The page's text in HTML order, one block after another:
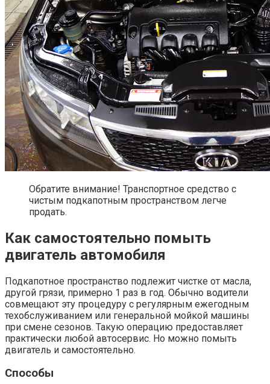
Обратите внимание! Транспортное средство с
чистым подкапотным пространством легче
продать.
Как самостоятельно помыть
двигатель автомобиля
Подкапотное пространство подлежит чистке от масла,
другой грязи, примерно 1 раз в год. Обычно водители
совмещают эту процедуру с регулярным ежегодным
техобслуживанием или генеральной мойкой машины
при смене сезонов. Такую операцию предоставляет
практически любой автосервис. Но можно помыть
двигатель и самостоятельно.
Способы